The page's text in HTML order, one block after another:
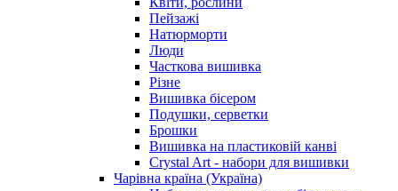
Пейзажі
Натюрморти
Люди
Часткова вишивка
Різне
Вишивка бісером
Подушки, серветки
Брошки
Вишивка на пластиковій канві
Crystal Art - набори для вишивки
Чарівна країна (Україна)